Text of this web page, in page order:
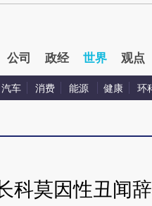
公司 政经 世界 观点
汽车 消费 能源 健康 环
科莫因性丑闻